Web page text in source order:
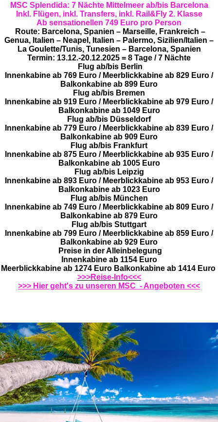
MSC Splendida: 7 Nächte Mittelmeer ab/bis Barcelona
Inkl. Flügen, inkl. Transfers, inkl. Rail&Fly 2. Klasse
Ab sensationellen 749 Euro pro Person
Route: Barcelona, Spanien – Marseille, Frankreich –
Genua, Italien – Neapel, Italien – Palermo, Sizilien/Italien –
La Goulette/Tunis, Tunesien – Barcelona, Spanien
Termin: 13.12.-20.12.2025 = 8 Tage / 7 Nächte
Flug ab/bis Berlin
Innenkabine ab 769 Euro / Meerblickkabine ab 829 Euro /
Balkonkabine ab 899 Euro
Flug ab/bis Bremen
Innenkabine ab 919 Euro / Meerblickkabine ab 979 Euro /
Balkonkabine ab 1049 Euro
Flug ab/bis Düsseldorf
Innenkabine ab 779 Euro / Meerblickkabine ab 839 Euro /
Balkonkabine ab 909 Euro
Flug ab/bis Frankfurt
Innenkabine ab 875 Euro / Meerblickkabine ab 935 Euro /
Balkonkabine ab 1005 Euro
Flug ab/bis Leipzig
Innenkabine ab 893 Euro / Meerblickkabine ab 953 Euro /
Balkonkabine ab 1023 Euro
Flug ab/bis München
Innenkabine ab 749 Euro / Meerblickkabine ab 809 Euro /
Balkonkabine ab 879 Euro
Flug ab/bis Stuttgart
Innenkabine ab 799 Euro / Meerblickkabine ab 859 Euro /
Balkonkabine ab 929 Euro
Preise in der Alleinbelegung
Innenkabine ab 1154 Euro
Meerblickkabine ab 1274 Euro Balkonkabine ab 1414 Euro
>>>Reise-Info<<<
>>> Hier geht's zu unseren MSC - Angeboten <<<